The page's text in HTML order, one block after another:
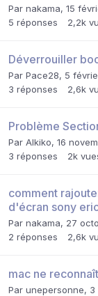
Par nakama, 15
5 réponses 2,2k
Déverrouiller
Par Pace28, 5
3 réponses 2,6k
Problème
Par Alkiko, 16
3 réponses 2k
comment
d'écran sony
Par nakama, 27
2 réponses 2,6k
mac ne
Par unepersonne, 3